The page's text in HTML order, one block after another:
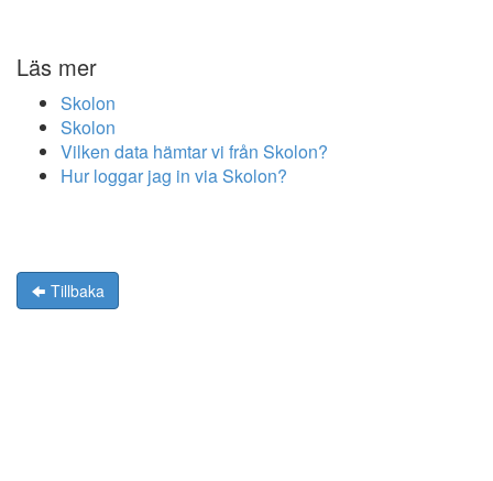
Läs mer
Skolon
Skolon
Vilken data hämtar vi från Skolon?
Hur loggar jag in via Skolon?
Tillbaka